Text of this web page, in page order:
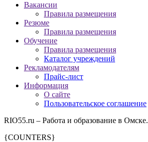
Вакансии
Правила размещения
Резюме
Правила размещения
Обучение
Правила размещения
Каталог учреждений
Рекламодателям
Прайс-лист
Информация
О сайте
Пользовательское соглашение
RIO55.ru – Работа и образование в Омске.
{COUNTERS}